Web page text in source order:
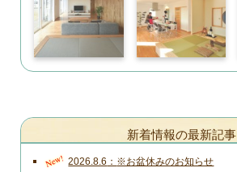
新着情報の最新記事
New! 2026.8.6 ※お盆休みのお知らせ